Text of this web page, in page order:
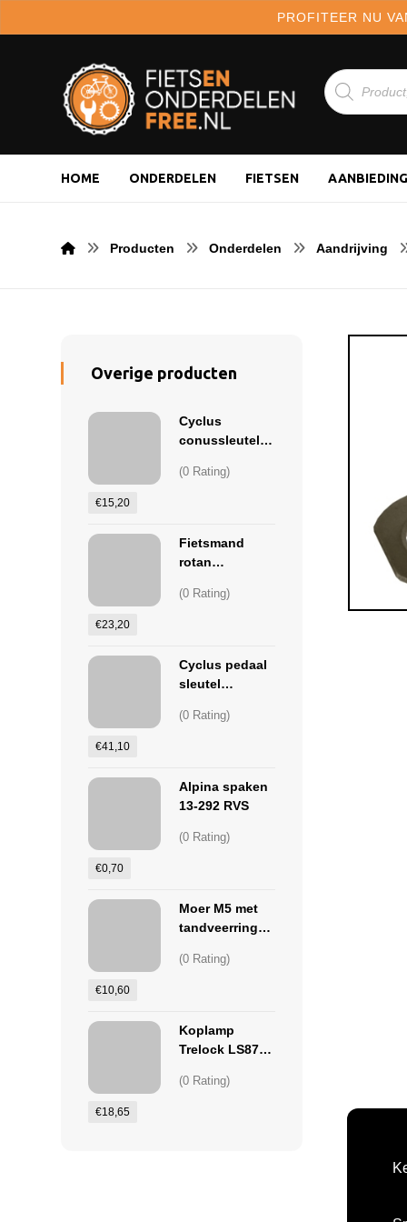
PROFITEER NU
HOME ONDERDELEN FIETSEN
Producten Onderdelen Aandrijving
Overige producten
Cyclus
conussleutel
(0 Rating)
€15,20
Fietsmand
rotan
rietenmand
(0 Rating)
€23,20
Cyclus pedaal
sleutel
(0 Rating)
€41,10
Alpina spaken
13-292 RVS
(0 Rating)
€0,70
Moer M5 met
tandveerring
(0 Rating)
€10,60
Koplamp
Trelock LS874
naafdynamo
(0 Rating)
€18,65